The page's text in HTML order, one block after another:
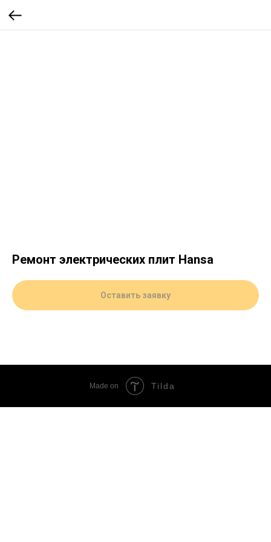
Ремонт электрических плит Hansa
Оставить заявку
Made on Tilda